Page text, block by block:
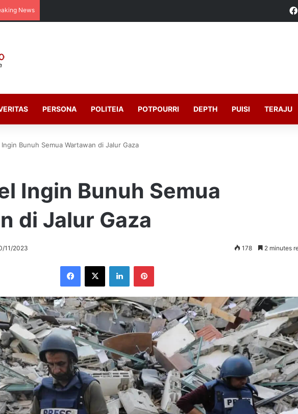
News
PERSONA POLITEIA POTPOURRI DEPTH PUISI TERAJU
Ingin Bunuh Semua Wartawan di Jalur Gaza
Ingin Bunuh Semua
di Jalur Gaza
11/2023 178 2 minutes
Facebook
X LinkedInPinterest